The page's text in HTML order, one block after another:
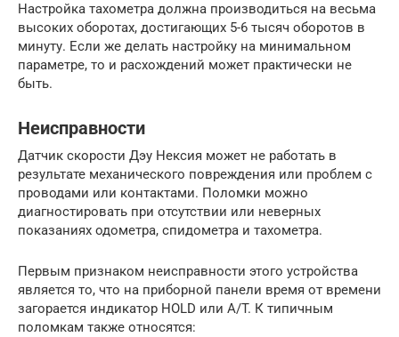
Настройка тахометра должна производиться на весьма
высоких оборотах, достигающих 5-6 тысяч оборотов в
минуту. Если же делать настройку на минимальном
параметре, то и расхождений может практически не
быть.
Неисправности
Датчик скорости Дэу Нексия может не работать в
результате механического повреждения или проблем с
проводами или контактами. Поломки можно
диагностировать при отсутствии или неверных
показаниях одометра, спидометра и тахометра.
Первым признаком неисправности этого устройства
является то, что на приборной панели время от времени
загорается индикатор HOLD или A/T. К типичным
поломкам также относятся: